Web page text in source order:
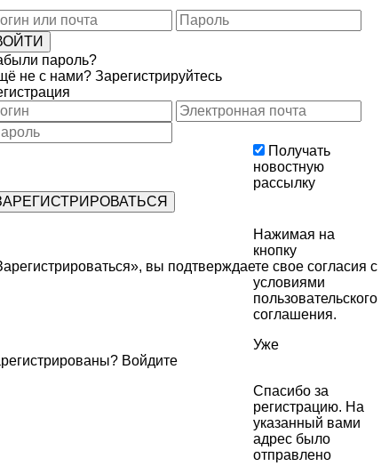
пароль?
не с нами? Зарегистрируйтесь
Получать
новостную
рассылку
Нажимая на
кнопку
вы подтверждаете свое согласия с
условиями
пользовательского
соглашения.
Уже
Войдите
Спасибо за
регистрацию. На
указанный вами
адрес было
отправлено